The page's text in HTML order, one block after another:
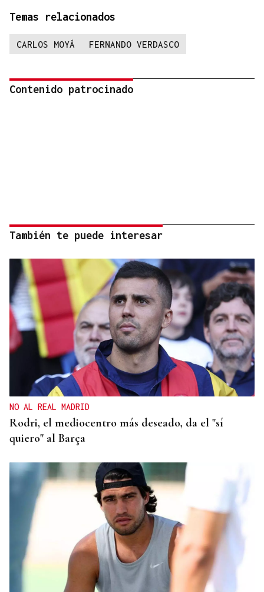
Temas relacionados
CARLOS MOYÁ FERNANDO VERDASCO
Contenido patrocinado
También te puede interesar
NO AL REAL MADRID
Rodri, el mediocentro más deseado, da el "sí
quiero" al Barça